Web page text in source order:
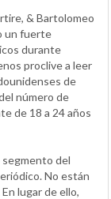
& Bartolomeo
un fuerte
durante
proclive a leer
de
número de
de 18 a 24 años
segmento del
No están
lugar de ello,